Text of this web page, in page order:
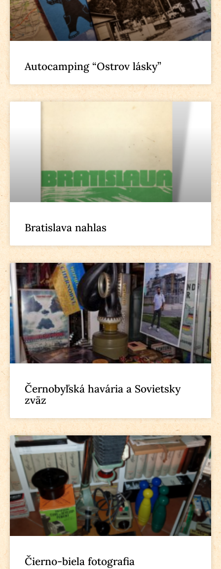
Autocamping “Ostrov lásky”
Bratislava nahlas
Černobyľská havária a Sovietsky
zväz
Čierno-biela fotografia